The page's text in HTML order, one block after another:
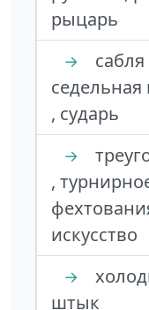
рыцарь
→
седельная
, сударь
→
,
искусство
→
штык